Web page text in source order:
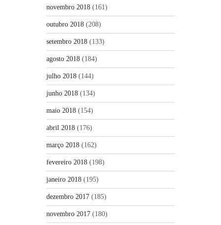
novembro 2018 (161)
outubro 2018 (208)
setembro 2018 (133)
agosto 2018 (184)
julho 2018 (144)
junho 2018 (134)
maio 2018 (154)
abril 2018 (176)
março 2018 (162)
fevereiro 2018 (198)
janeiro 2018 (195)
dezembro 2017 (185)
novembro 2017 (180)